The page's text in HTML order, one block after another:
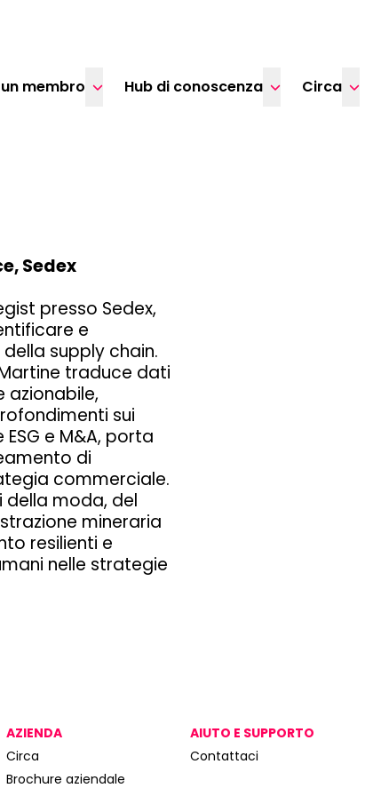
membro Hub di conoscenza Circa
Sedex
presso Sedex,
e
supply chain.
traduce dati
azionabile,
sui
e M&A, porta
di
commerciale.
moda, del
mineraria
resilienti e
nelle strategie
AZIENDA
Circa
Brochure aziendale
AIUTO E SUPPORTO
Contattaci